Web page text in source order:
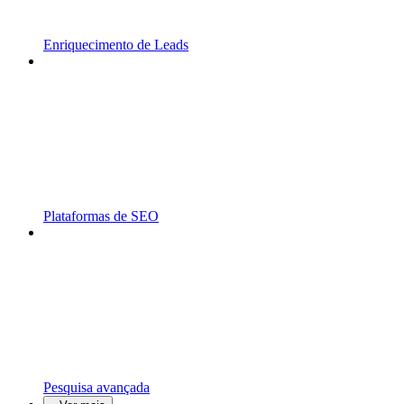
Enriquecimento de Leads
Plataformas de SEO
Pesquisa avançada